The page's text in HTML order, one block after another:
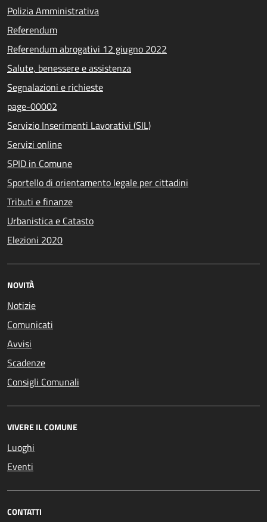
Polizia Amministrativa
Referendum
Referendum abrogativi 12 giugno 2022
Salute, benessere e assistenza
Segnalazioni e richieste
page-00002
Servizio Inserimenti Lavorativi (SIL)
Servizi online
SPID in Comune
Sportello di orientamento legale per cittadini
Tributi e finanze
Urbanistica e Catasto
Elezioni 2020
NOVITÀ
Notizie
Comunicati
Avvisi
Scadenze
Consigli Comunali
VIVERE IL COMUNE
Luoghi
Eventi
CONTATTI